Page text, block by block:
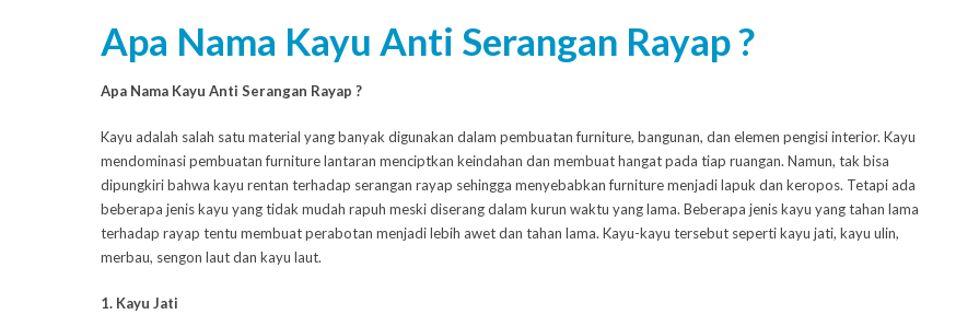
Apa Nama Kayu Anti Serangan Rayap ?
Apa Nama Kayu Anti Serangan Rayap ?
Kayu adalah salah satu material yang banyak digunakan dalam pembuatan furniture, bangunan, dan elemen pengisi interior. Kayu
mendominasi pembuatan furniture lantaran menciptkan keindahan dan membuat hangat pada tiap ruangan. Namun, tak bisa
dipungkiri bahwa kayu rentan terhadap serangan rayap sehingga menyebabkan furniture menjadi lapuk dan keropos. Tetapi ada
beberapa jenis kayu yang tidak mudah rapuh meski diserang dalam kurun waktu yang lama. Beberapa jenis kayu yang tahan lama
terhadap rayap tentu membuat perabotan menjadi lebih awet dan tahan lama. Kayu-kayu tersebut seperti kayu jati, kayu ulin,
merbau, sengon laut dan kayu laut.
1. Kayu Jati